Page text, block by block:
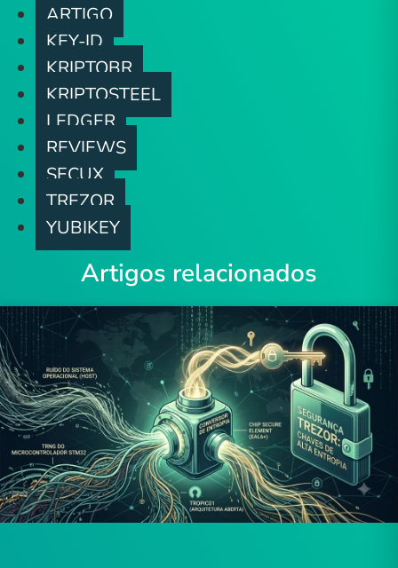
ARTIGO
KEY-ID
KRIPTOBR
KRIPTOSTEEL
LEDGER
REVIEWS
SECUX
TREZOR
YUBIKEY
Artigos relacionados